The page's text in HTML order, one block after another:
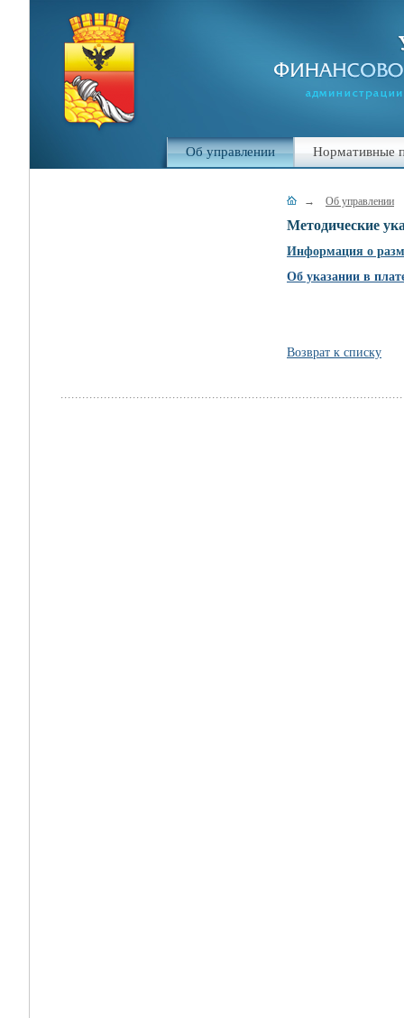
Об управлении Нормативные
→ Об управлении
Методические
Информация о
Об указании в
Возврат к списку